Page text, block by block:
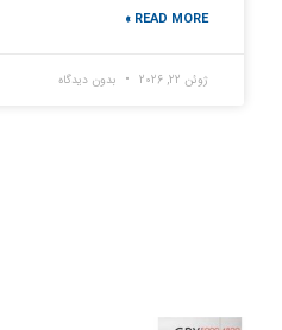
READ MORE »
ژوئن 22, 2026 بدون دیدگاه